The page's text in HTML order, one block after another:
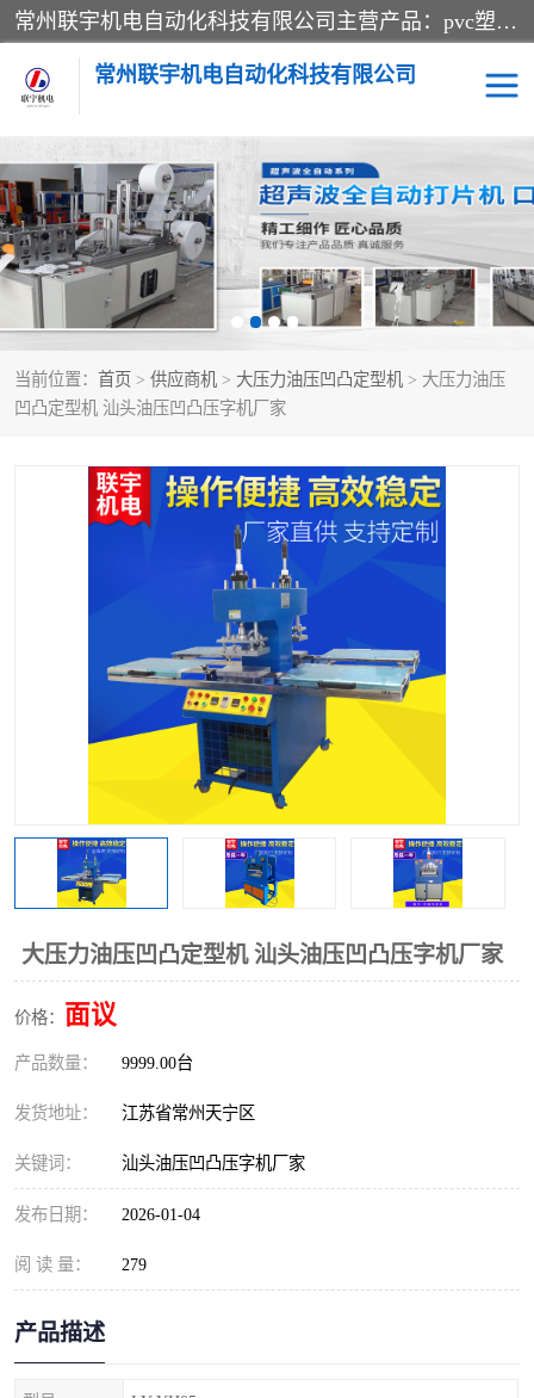
常州联宇机电自动化科技有限公司主营产品：pvc塑料焊机、高频热合机、软膜天花压边机、服装布料凹凸压花机、布料3d压印设备、服装植胶设备、超声波布料花边机、无纺布热合机、全自动压花机。
常州联宇机电自动化科技有限公司
当前位置： 首页 > 供应商机 > 大压力油压凹凸定型机 > 大压力油压
凹凸定型机 汕头油压凹凸压字机厂家
大压力油压凹凸定型机 汕头油压凹凸压字机厂家
价格： 面议
产品数量： 9999.00台
发货地址： 江苏省常州天宁区
关键词： 汕头油压凹凸压字机厂家
发布日期： 2026-01-04
阅 读 量： 279
产品描述
压花定型机以及压花模具 超声波热合机
高频热合机 超声波花边机
超声波复合压花机 凹凸压花机压标机
3040凹凸压花机 双头服装凹凸压花机
高频压花压标机 自动超声波打片成型机